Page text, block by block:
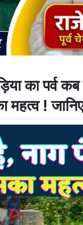
का पर्व
!